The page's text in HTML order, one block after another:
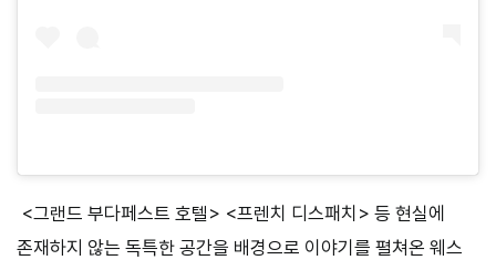
<그랜드 부다페스트 호텔> <프렌치 디스패치> 등 현실에
존재하지 않는 독특한 공간을 배경으로 이야기를 펼쳐온 웨스